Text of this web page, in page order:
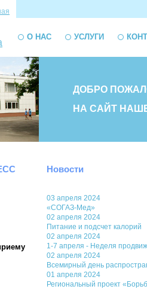
О НАС УСЛУГИ
ДОБРО
НА САЙТ
Новости
03 апреля 2024
«СОГАЗ-Мед»
02 апреля 2024
Питание и подсчет калорий
02 апреля 2024
1-7 апреля - Неделя
02 апреля 2024
Всемирный день
01 апреля 2024
Региональный проект